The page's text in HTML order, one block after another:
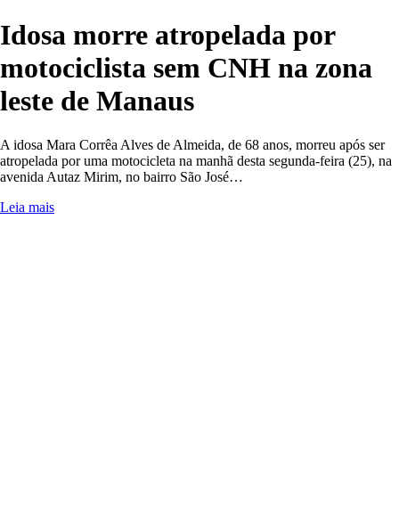
Idosa morre atropelada por
motociclista sem CNH na zona
leste de Manaus
A idosa Mara Corrêa Alves de Almeida, de 68 anos, morreu após ser
atropelada por uma motocicleta na manhã desta segunda-feira (25), na
avenida Autaz Mirim, no bairro São José…
Leia mais